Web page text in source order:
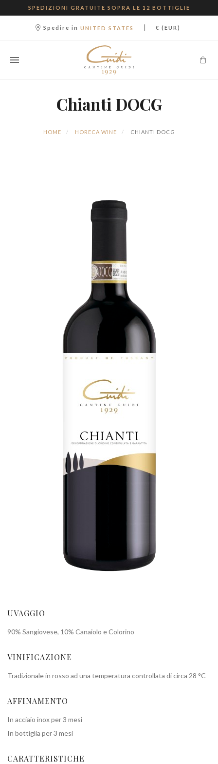
SPEDIZIONI GRATUITE SOPRA LE 12 BOTTIGLIE
Spedire in UNITED STATES | € (EUR)
Chianti DOCG
HOME HORECA WINE CHIANTI DOCG
UVAGGIO
90% Sangiovese, 10% Canaiolo e Colorino
VINIFICAZIONE
Tradizionale in rosso ad una temperatura controllata di circa 28 °C
AFFINAMENTO
In acciaio inox per 3 mesi
​​​In bottiglia per 3 mesi
CARATTERISTICHE